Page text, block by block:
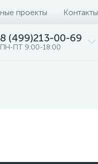
проекты Контакты
8 (499)213-00-69
ПН-ПТ 9:00-18:00